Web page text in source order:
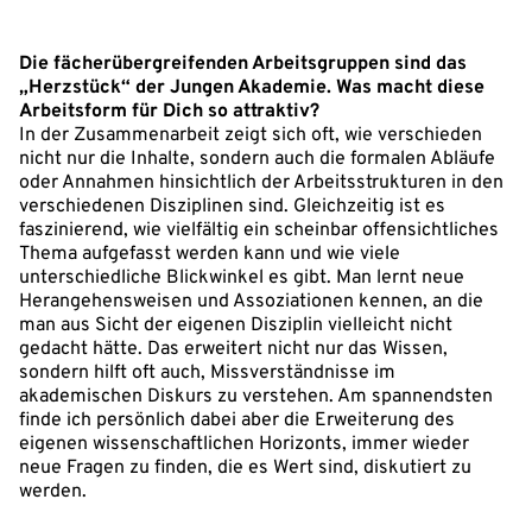
Die fächerübergreifenden Arbeitsgruppen sind das
„Herzstück“ der Jungen Akademie. Was macht diese
Arbeitsform für Dich so attraktiv?
In der Zusammenarbeit zeigt sich oft, wie verschieden
nicht nur die Inhalte, sondern auch die formalen Abläufe
oder Annahmen hinsichtlich der Arbeitsstrukturen in den
verschiedenen Disziplinen sind. Gleichzeitig ist es
faszinierend, wie vielfältig ein scheinbar offensichtliches
Thema aufgefasst werden kann und wie viele
unterschiedliche Blickwinkel es gibt. Man lernt neue
Herangehensweisen und Assoziationen kennen, an die
man aus Sicht der eigenen Disziplin vielleicht nicht
gedacht hätte. Das erweitert nicht nur das Wissen,
sondern hilft oft auch, Missverständnisse im
akademischen Diskurs zu verstehen. Am spannendsten
finde ich persönlich dabei aber die Erweiterung des
eigenen wissenschaftlichen Horizonts, immer wieder
neue Fragen zu finden, die es Wert sind, diskutiert zu
werden.